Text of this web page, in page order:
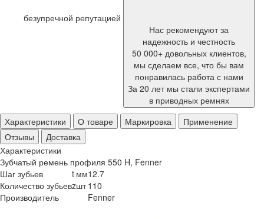
безупречной репутацией
Нас рекомендуют за
надежность и честность
50 000+ довольных клиентов,
мы сделаем все, что бы вам
понравилась работа с нами
За 20 лет мы стали экспертами
в приводных ремнях
Характеристики
О товаре Маркировка
Применение
Отзывы
Доставка
Характеристики
Зубчатый ремень профиля 550 H, Fenner
Шаг зубьев
t мм12.7
Количество зубьевzшт 110
Производитель
Fenner